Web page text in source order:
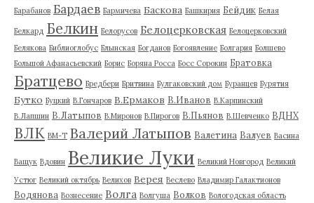
Барабанов Бардаев Бармичева Баскова Башкирия Бейдик Белая
Белкард Белкин Белорусов Белоцерковская Белоцерковский
Белякова Библиоглобус Блынская Богданов Богоявление Болгария Болшево
Большой Афанасьевский Борис Боряна Росса Босс Сорокин Братовка
Братцево Бредбери Бритвина Булгаковский дом Буранцев Бурятия
Бутко Буцкий В.Гончаров В.Ермаков В.Иванов В.Карпинский
В.Лапшин В.Латыпов В.Миронов В.Пирогов В.Пьянов В.Шевченко ВДНХ
ВЛК ВМ-Т Валерий Латыпов Валетина Валуев Васина
Ващук Вдовин Великие Луки Великий Новгород Великий
Устюг Великий октябрь Велихов Верея Веслево Владимир Галактионов
Водянова Вознесение Волга Волгуша Волков Вологодская область